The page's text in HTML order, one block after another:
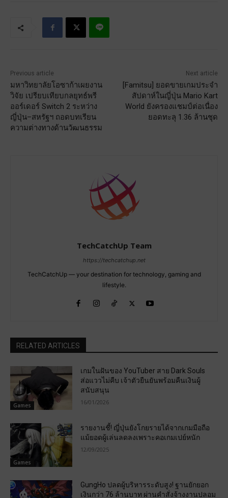
Previous article
มหาวิทยาลัยโอซาก้าเผยงาน
วิจัย เปรียบเทียบกลยุทธ์พรี
ออร์เดอร์ Switch 2 ระหว่าง
ญี่ปุ่น–สหรัฐฯ ถอดบทเรียน
ความต่างทางด้านวัฒนธรรม
Next article
[Famitsu] ยอดขายเกมประจำ
สัปดาห์ในญี่ปุ่น Mario Kart
World ยังครองแชมป์ต่อเนื่อง
ยอดทะลุ 1.36 ล้านชุด
TechCatchUp Team
https://techcatchup.net
TechCatchUp — your destination for technology, gaming and
lifestyle.
RELATED ARTICLES
Games
เกมในฝันของ YouTuber สาย Dark Souls
ส่อแววไม่คืบ เจ้าตัวยืนยันพร้อมคืนเงินผู้
สนับสนุน
16/01/2026
Games
รายงานชี้! ญี่ปุ่นยังโกยรายได้จากเกมมือถือ
แม้ยอดผู้เล่นลดลงเพราะคอเกมเปย์หนัก
12/09/2025
GungHo ปลดผู้บริหารระดับสูง! ฐานยักยอก
เงินกว่า 76 ล้านบาท ผ่านคำสั่งจ้างงานปลอม